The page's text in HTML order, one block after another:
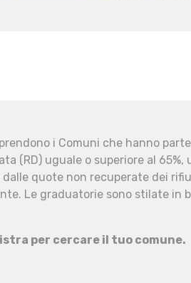
i Comuni che hanno
(RD) uguale o superiore al
dalle quote non recuperate dei
Le graduatorie sono stilate in
per cercare il tuo comune.